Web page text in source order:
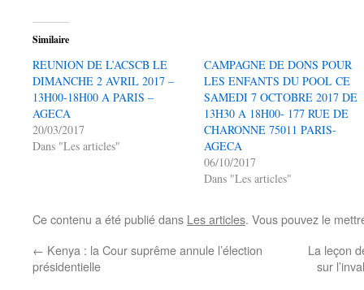
Similaire
REUNION DE L’ACSCB LE
DIMANCHE 2 AVRIL 2017 –
13H00-18H00 A PARIS –
AGECA
20/03/2017
Dans "Les articles"
CAMPAGNE DE DONS POUR
LES ENFANTS DU POOL CE
SAMEDI 7 OCTOBRE 2017 DE
13H30 A 18H00- 177 RUE DE
CHARONNE 75011 PARIS-
AGECA
06/10/2017
Dans "Les articles"
Ce contenu a été publié dans Les articles. Vous pouvez le
← Kenya : la Cour suprême annule l’élection
présidentielle
La leçon
sur